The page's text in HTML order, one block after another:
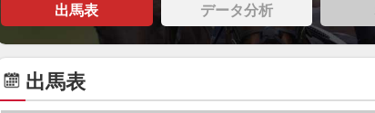
出馬表 データ分析
出馬表